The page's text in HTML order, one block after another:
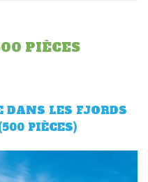
PIÈCES
DANS LES FJORDS
PIÈCES)